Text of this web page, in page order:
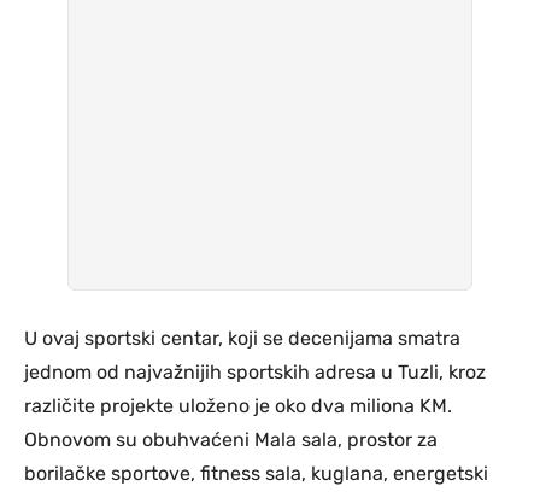
U ovaj sportski centar, koji se decenijama smatra
jednom od najvažnijih sportskih adresa u Tuzli, kroz
različite projekte uloženo je oko dva miliona KM.
Obnovom su obuhvaćeni Mala sala, prostor za
borilačke sportove, fitness sala, kuglana, energetski